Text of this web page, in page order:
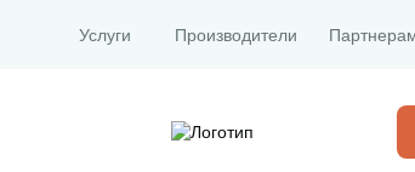
Услуги Производители